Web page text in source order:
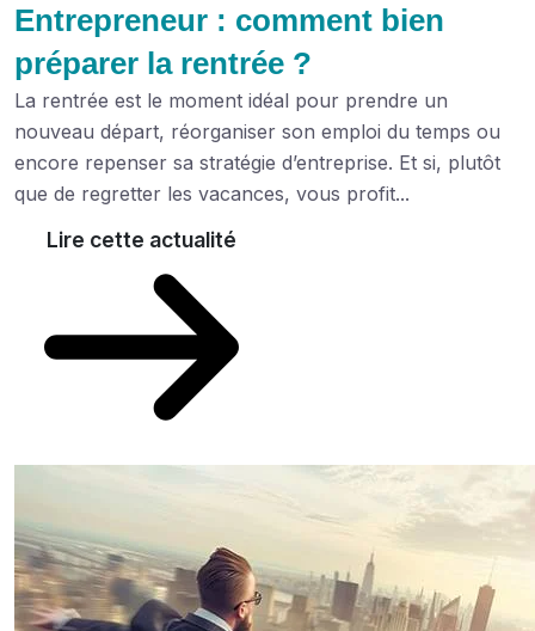
Entrepreneur : comment bien
préparer la rentrée ?
La rentrée est le moment idéal pour prendre un
nouveau départ, réorganiser son emploi du temps ou
encore repenser sa stratégie d’entreprise. Et si, plutôt
que de regretter les vacances, vous profit...
Lire cette actualité